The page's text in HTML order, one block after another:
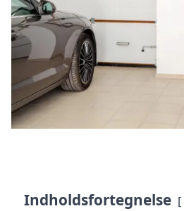
Indholdsfortegnelse